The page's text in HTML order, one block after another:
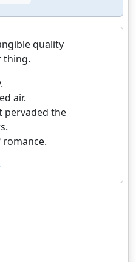
quality
thing.
air.
pervaded the
romance.